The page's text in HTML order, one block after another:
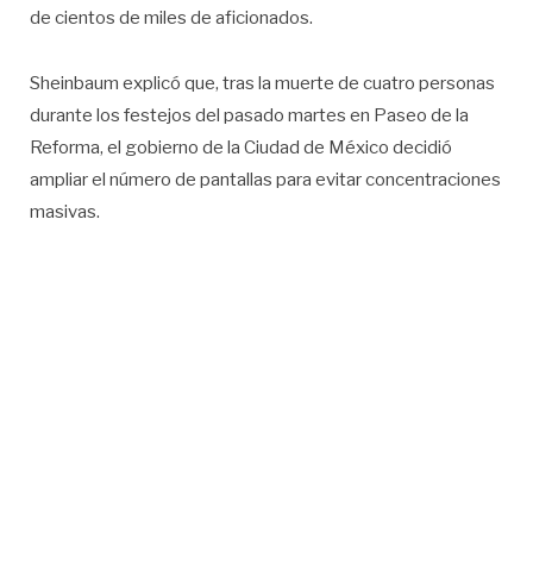
de cientos de miles de aficionados.
Sheinbaum explicó que, tras la muerte de cuatro personas
durante los festejos del pasado martes en Paseo de la
Reforma, el gobierno de la Ciudad de México decidió
ampliar el número de pantallas para evitar concentraciones
masivas.